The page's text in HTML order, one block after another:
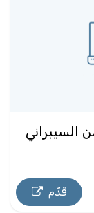
السيبراني
قدّم